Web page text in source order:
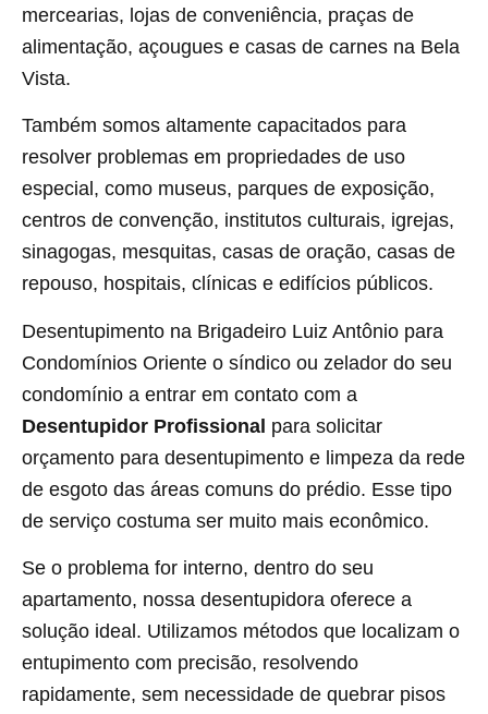
mercearias, lojas de conveniência, praças de
alimentação, açougues e casas de carnes na Bela
Vista.
Também somos altamente capacitados para
resolver problemas em propriedades de uso
especial, como museus, parques de exposição,
centros de convenção, institutos culturais, igrejas,
sinagogas, mesquitas, casas de oração, casas de
repouso, hospitais, clínicas e edifícios públicos.
Desentupimento na Brigadeiro Luiz Antônio para
Condomínios Oriente o síndico ou zelador do seu
condomínio a entrar em contato com a
Desentupidor Profissional para solicitar
orçamento para desentupimento e limpeza da rede
de esgoto das áreas comuns do prédio. Esse tipo
de serviço costuma ser muito mais econômico.
Se o problema for interno, dentro do seu
apartamento, nossa desentupidora oferece a
solução ideal. Utilizamos métodos que localizam o
entupimento com precisão, resolvendo
rapidamente, sem necessidade de quebrar pisos